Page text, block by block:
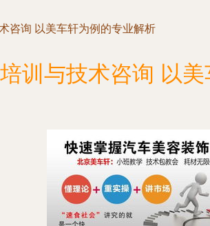
咨询 以美车轩为例的专业解析
训与技术咨询 以